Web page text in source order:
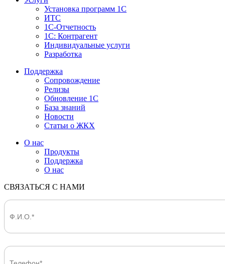
Установка программ 1С
ИТС
1С-Отчетность
1С: Контрагент
Индивидуальные услуги
Разработка
Поддержка
Сопровождение
Релизы
Обновление 1С
База знаний
Новости
Статьи о ЖКХ
О нас
Продукты
Поддержка
О нас
СВЯЗАТЬСЯ С НАМИ